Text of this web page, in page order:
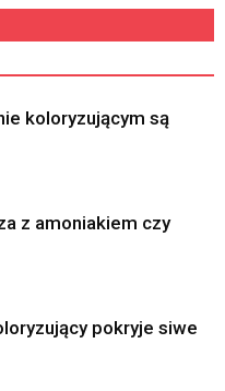
koloryzującym są
z amoniakiem czy
pokryje siwe